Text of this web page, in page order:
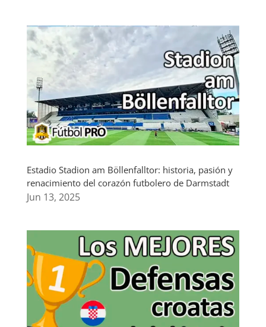
Estadio Stadion am Böllenfalltor: historia, pasión y
renacimiento del corazón futbolero de Darmstadt
Jun 13, 2025